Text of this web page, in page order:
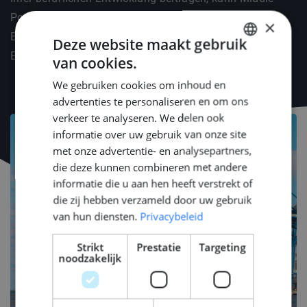
Point Ihnen helfen, an wichtigen
Branchenveranstaltungen (z. B. METSTRADE, Offshore
Energy, SMM) teilzunehmen.
×
Deze website maakt gebruik
van cookies.
We gebruiken cookies om inhoud en
advertenties te personaliseren en om ons
verkeer te analyseren. We delen ook
informatie over uw gebruik van onze site
met onze advertentie- en analysepartners,
die deze kunnen combineren met andere
informatie die u aan hen heeft verstrekt of
die zij hebben verzameld door uw gebruik
van hun diensten. Privacybeleid
Strikt
noodzakelijk
Prestatie Targeting